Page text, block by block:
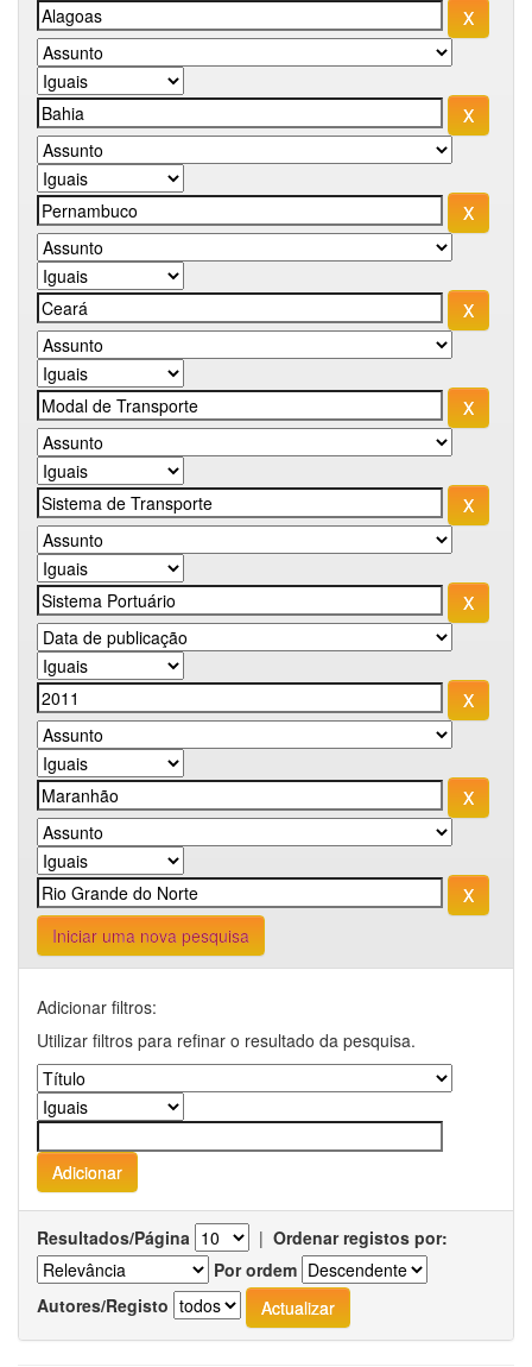
Iniciar uma nova pesquisa
Adicionar filtros:
Utilizar filtros para refinar o resultado da pesquisa.
Resultados/Página | Ordenar registos por:
Por ordem
Autores/Registo